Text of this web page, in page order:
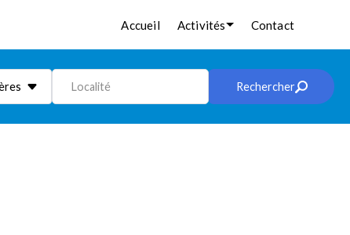
Accueil Activités Contact
Localité Rechercher